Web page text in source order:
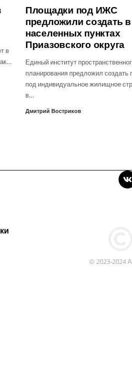
в
Площадки под ИЖС
предложили создать
населенных пунктах
Приазовского округа
Единый институт
планирования предложил создать
под индивидуальное жилищное
в…
Дмитрий Востриков
© 2023-2024